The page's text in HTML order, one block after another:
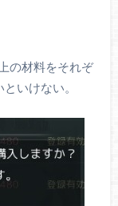
の材料をそれぞ
いけない。